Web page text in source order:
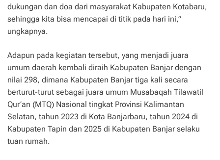
dukungan dan doa dari masyarakat Kabupaten Kotabaru,
sehingga kita bisa mencapai di titik pada hari ini,”
ungkapnya.
Adapun pada kegiatan tersebut, yang menjadi juara
umum daerah kembali diraih Kabupaten Banjar dengan
nilai 298, dimana Kabupaten Banjar tiga kali secara
berturut-turut sebagai juara umum Musabaqah Tilawatil
Qur’an (MTQ) Nasional tingkat Provinsi Kalimantan
Selatan, tahun 2023 di Kota Banjarbaru, tahun 2024 di
Kabupaten Tapin dan 2025 di Kabupaten Banjar selaku
tuan rumah.